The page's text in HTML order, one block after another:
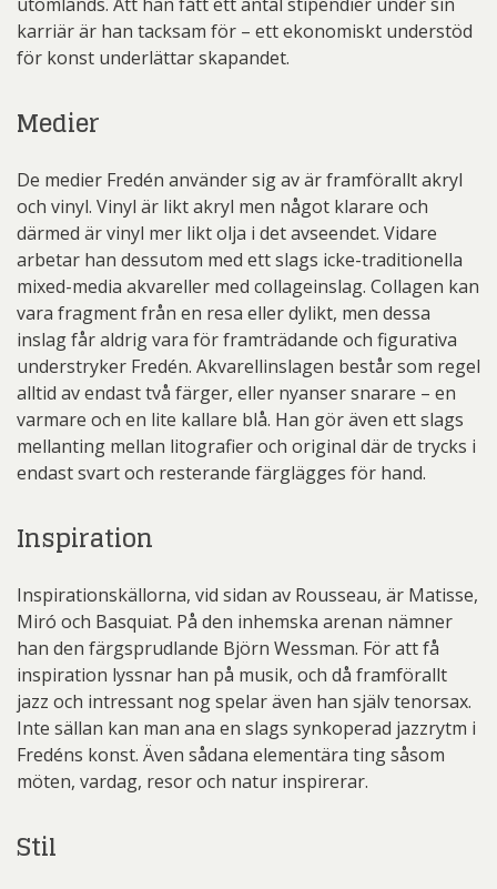
karriär är han tacksam för – ett ekonomiskt understöd
för konst underlättar skapandet.
Medier
De medier Fredén använder sig av är framförallt akryl
och vinyl. Vinyl är likt akryl men något klarare och
därmed är vinyl mer likt olja i det avseendet. Vidare
arbetar han dessutom med ett slags icke-traditionella
mixed-media akvareller med collageinslag. Collagen kan
vara fragment från en resa eller dylikt, men dessa
inslag får aldrig vara för framträdande och figurativa
understryker Fredén. Akvarellinslagen består som regel
alltid av endast två färger, eller nyanser snarare – en
varmare och en lite kallare blå. Han gör även ett slags
mellanting mellan litografier och original där de trycks i
endast svart och resterande färglägges för hand.
Inspiration
Inspirationskällorna, vid sidan av Rousseau, är Matisse,
Miró och Basquiat. På den inhemska arenan nämner
han den färgsprudlande Björn Wessman. För att få
inspiration lyssnar han på musik, och då framförallt
jazz och intressant nog spelar även han själv tenorsax.
Inte sällan kan man ana en slags synkoperad jazzrytm i
Fredéns konst. Även sådana elementära ting såsom
möten, vardag, resor och natur inspirerar.
Stil